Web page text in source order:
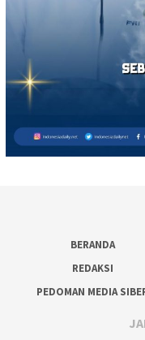
BERANDA
REDAKSI
PEDOMAN MEDIA